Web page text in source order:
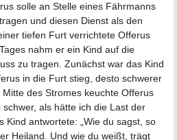
solle an Stelle eines Fährmanns
und diesen Dienst als den
tiefen Furt verrichtete Offerus
nahm er ein Kind auf die
zu tragen. Zunächst war das Kind
in die Furt stieg, desto schwerer
des Stromes keuchte Offerus
als hätte ich die Last der
Kind antwortete: „Wie du sagst, so
Heiland. Und wie du weißt, trägt